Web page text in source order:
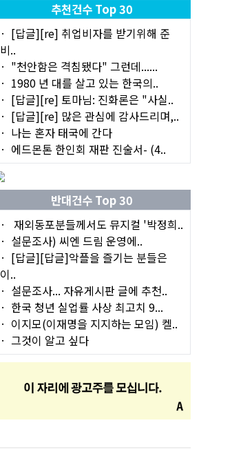
추천건수 Top 30
[답글][re] 취업비자를 받기위해 준
비..
"천안함은 격침됐다" 그런데......
1980 년 대를 살고 있는 한국의..
[답글][re] 토마님: 진화론은 "사실..
[답글][re] 많은 관심에 감사드리며,..
나는 혼자 태국에 간다
에드몬톤 한인회 재판 진술서- (4..
반대건수 Top 30
재외동포분들께서도 뮤지컬 '박정희..
설문조사) 씨엔 드림 운영에..
[답글][답글]악플을 즐기는 분들은
이..
설문조사... 자유게시판 글에 추천..
한국 청년 실업률 사상 최고치 9...
이지모(이재명을 지지하는 모임) 켈..
그것이 알고 싶다